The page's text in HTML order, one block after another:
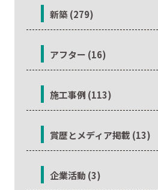
新築 (279)
アフター (16)
施工事例 (113)
賞歴とメディア掲載 (13)
企業活動 (3)